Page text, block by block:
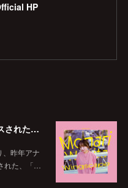
HP
韓国Beatball Recordsよりリリースされた「WINGSCAPE」（Korean ver.）VIVID SOUNDで、1/28(日)発売決定！
昨年アナ
れた、「…